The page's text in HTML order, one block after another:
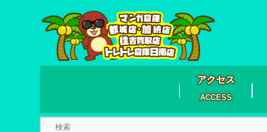
アクセス
ACCESS